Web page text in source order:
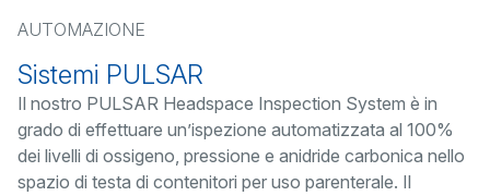
AUTOMAZIONE
Sistemi PULSAR
Il nostro PULSAR Headspace Inspection System è in
grado di effettuare un’ispezione automatizzata al 100%
dei livelli di ossigeno, pressione e anidride carbonica nello
spazio di testa di contenitori per uso parenterale. Il